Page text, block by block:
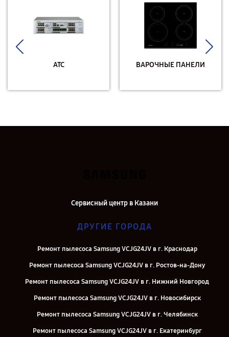
АТС ВАРОЧНЫЕ ПАНЕЛИ
Сервисный центр в Казани
ДРУГИЕ ГОРОДА
Ремонт пылесоса Samsung VCJG24JV в г. Краснодар
Ремонт пылесоса Samsung VCJG24JV в г. Ростов-на-Дону
Ремонт пылесоса Samsung VCJG24JV в г. Нижний Новгород
Ремонт пылесоса Samsung VCJG24JV в г. Новосибирск
Ремонт пылесоса Samsung VCJG24JV в г. Челябинск
Ремонт пылесоса Samsung VCJG24JV в г. Екатеринбург